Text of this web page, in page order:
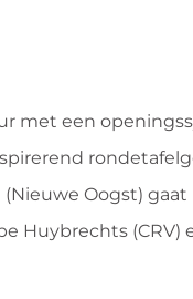
met een
Oogst)
Huybrechts (CRV)